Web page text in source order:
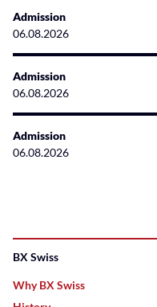
Admission
06.08.2026
Admission
06.08.2026
Admission
06.08.2026
BX Swiss
Why BX Swiss